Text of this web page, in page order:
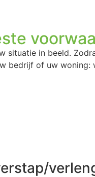
situatie in beeld.
bedrijf of uw woning: